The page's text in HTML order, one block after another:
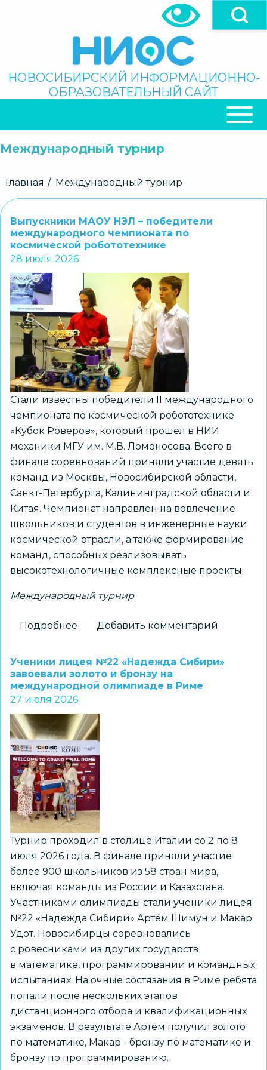
Поиск
НОВОСИБИРСКИЙ ИНФОРМАЦИОННО-
ОБРАЗОВАТЕЛЬНЫЙ САЙТ
НАВИГАЦИЯ
Международный турнир
Строка
Главная Международный турнир
Выпускники МАОУ НЭЛ – победители
международного чемпионата по
космической робототехнике
28 июля 2026
Стали известны победители II международного
чемпионата по космической робототехнике
«Кубок Роверов», который прошел в НИИ
механики МГУ им. М.В. Ломоносова. Всего в
финале соревнований приняли участие девять
команд из Москвы, Новосибирской области,
Санкт-Петербурга, Калининградской области и
Китая. Чемпионат направлен на вовлечение
школьников и студентов в инженерные науки
космической отрасли, а также формирование
команд, способных реализовывать
высокотехнологичные комплексные проекты.
Международный турнир
Подробнее
МАОУ
НЭЛ
–
победители
международного
чемпионата
по
космической
робототехнике
Добавить комментарий
Ученики лицея №22 «Надежда Сибири»
завоевали золото и бронзу на
международной олимпиаде в Риме
27 июля 2026
Турнир проходил в столице Италии со 2 по 8
июля 2026 года. В финале приняли участие
более 900 школьников из 58 стран мира,
включая команды из России и Казахстана.
Участниками олимпиады стали ученики лицея
№22 «Надежда Сибири» Артём Шимун и Макар
Удот. Новосибирцы соревновались
с ровесниками из других государств
в математике, программировании и командных
испытаниях. На очные состязания в Риме ребята
попали после нескольких этапов
дистанционного отбора и квалификационных
экзаменов. В результате Артём получил золото
по математике, Макар - бронзу по математике и
бронзу по программированию.